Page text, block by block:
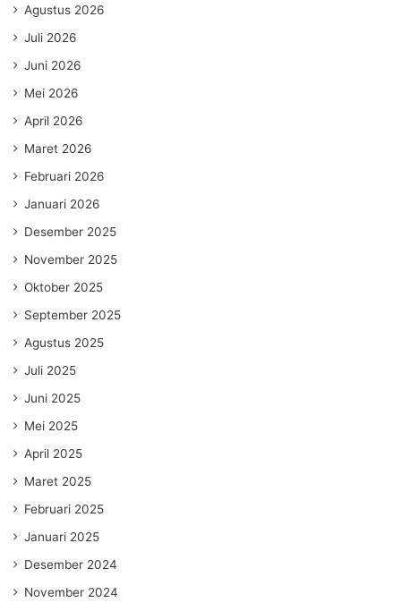
Agustus 2026
Juli 2026
Juni 2026
Mei 2026
April 2026
Maret 2026
Februari 2026
Januari 2026
Desember 2025
November 2025
Oktober 2025
September 2025
Agustus 2025
Juli 2025
Juni 2025
Mei 2025
April 2025
Maret 2025
Februari 2025
Januari 2025
Desember 2024
November 2024